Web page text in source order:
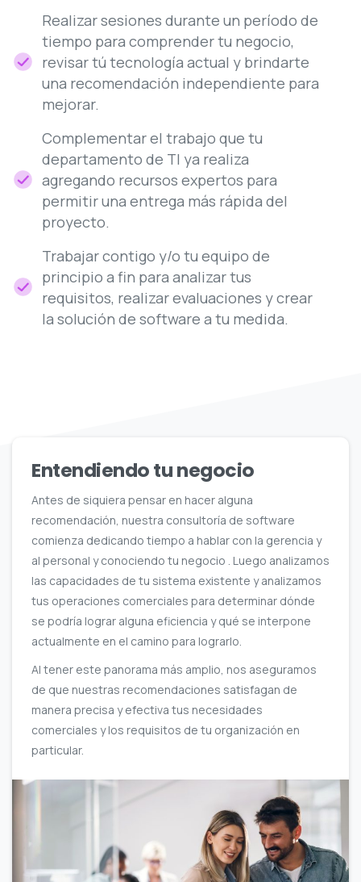
Realizar sesiones durante un período de
tiempo para comprender tu negocio,
revisar tú tecnología actual y brindarte
una recomendación independiente para
mejorar.
Complementar el trabajo que tu
departamento de TI ya realiza
agregando recursos expertos para
permitir una entrega más rápida del
proyecto.
Trabajar contigo y/o tu equipo de
principio a fin para analizar tus
requisitos, realizar evaluaciones y crear
la solución de software a tu medida.
Entendiendotunegocio
Antes de siquiera pensar en hacer alguna
recomendación, nuestra consultoría de software
comienza dedicando tiempo a hablar con la gerencia y
al personal y conociendo tu negocio . Luego analizamos
las capacidades de tu sistema existente y analizamos
tus operaciones comerciales para determinar dónde
se podría lograr alguna eficiencia y qué se interpone
actualmente en el camino para lograrlo.
Al tener este panorama más amplio, nos aseguramos
de que nuestras recomendaciones satisfagan de
manera precisa y efectiva tus necesidades
comerciales y los requisitos de tu organización en
particular.